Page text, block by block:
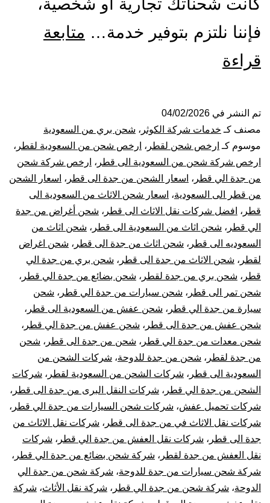
كانت شحناتك تجارية أو شخصية،
فإننا نلتزم بتوفير خدمة… متابعة
قراءة
من
جدة
الي
قطر
|
نقل
عفش
من
جدة
لقطر
تم النشر في 04/02/2026
مصنف كـ خدمات شركة الكوثر ، شحن بري من السعودية
موسوم كـ ارخص شحن لقطر ، ارخص شحن من السعودية لقطر ،
ارخص شركة شحن من السعودية الى قطر ، ارخص شركة شحن
من جدة الي قطر ، اسعار الشحن من جدة الى قطر ، اسعار الشحن
من قطر الى السعودية، اسعار شحن الاثاث من السعودية الى
قطر ، افضل شركات نقل الاثاث الى قطر ، شحن أغراض من جدة
الي قطر ، شحن اثاث من السعودية الى قطر ، شحن اثاث من
السعوديه الى قطر ، شحن اثاث من جدة الى قطر ، شحن اغراض
لقطر ، شحن الاثاث من جدة الى قطر ، شحن بري من جدة الي
قطر ، شحن بري من جدة لقطر ، شحن بضائع من جدة الي قطر ،
شحن تمر الى قطر ، شحن سيارات من جدة الي قطر ، شحن
سيارة من جدة الي قطر ، شحن عفش من السعودية الى قطر ،
شحن عفش من جدة الى قطر ، شحن عفش من جدة الي قطر ،
شحن معدات من جدة الي قطر ، شحن من جدة الى قطر ، شحن
من جدة لقطر ، شحن من جدة للدوحة، شركات الشحن من
السعودية الى قطر ، شركات الشحن من السعودية لقطر ، شركات
الشحن من جدة الي قطر ، شركات النقل البرى من جدة الى قطر ،
شركات تحميل عفش، شركات شحن السيارات من جدة الي قطر ،
شركات نقل الاثاث في من جدة الى قطر ، شركات نقل الاثاث من
جدة الى قطر ، شركات نقل العفش من جدة الي قطر ، شركات
نقل العفش من جدة لقطر ، شركة شحن بضائع من جدة الي قطر ،
شركة شحن سيارات من جدة للدوحة، شركة شحن من جدة الي
الدوحة، شركة شحن من جدة الي قطر ، شركة نقل الأثاث، شركة